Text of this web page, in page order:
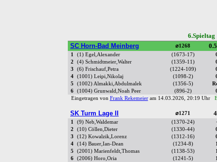
SC Horn-Bad Meinberg
⌀1268
1 (1) Egel,Alexander (1673-17)
2
(4) Schmidtmeier,Walter (1359-11)
3
(6) Frischauf,Petra (1224-109)
4
(1001) Leipi,Nikolaj (1098-2)
5
(1002) Almakki,Abdulmalek (1356-5)
6
(1004) Grunwald,Noah Peer (896-2)
Eingetragen von Frank Rekemeieram 14.03.2026, 20:19 Uhr
SK Turm Lage II ⌀1271
1 (9) Neb,Waldemar (1370-24)
2
(10) Cöllen,Dieter (1330-44)
3
(12) Kowalzik,Lorenz (1312-16)
4
(14) Bauer,Ian-Dean (1234-8)
5
(2001) Marienfeldt,Thomas (1138-53)
6
(2006) Horo,Oria (1241-5)